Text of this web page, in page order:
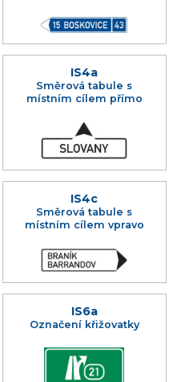
IS4a
Směrová tabule s
místním cílem přímo
IS4c
Směrová tabule s
místním cílem vpravo
IS6a
Označení křižovatky